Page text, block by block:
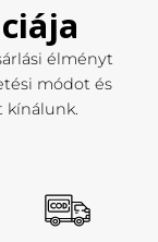
élményt
módot és
kínálunk.